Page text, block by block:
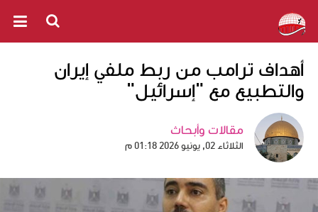
أهداف ترامب من ربط ملفي إيران
والتطبيع مع "إسرائيل"
مقالات وأبحاث
الثلاثاء 02, يونيو 2026 01:18 م